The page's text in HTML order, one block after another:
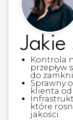
Jakie
Kontrola
przepływ
do
Sprawny
klienta od
które
jakości.